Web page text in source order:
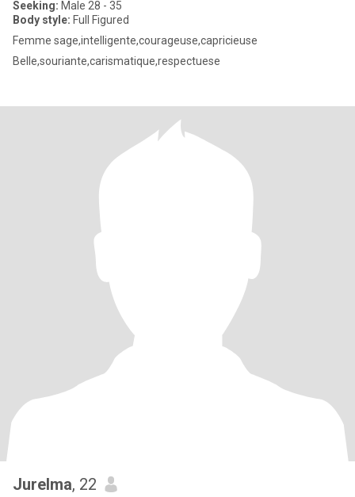
Seeking: Male 28 - 35
Body style: Full Figured
Femme sage,intelligente,courageuse,capricieuse
Belle,souriante,carismatique,respectuese
Jurelma, 22